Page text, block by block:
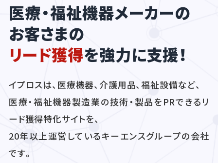
医療・福祉機器メーカーの
お客さまの
リード獲得を強力に支援！
イプロスは、医療機器、介護用品、福祉設備など、
医療・福祉機器製造業の技術・製品をPRできるリ
ード獲得特化サイトを、
20年以上運営しているキーエンスグループの会社
です。